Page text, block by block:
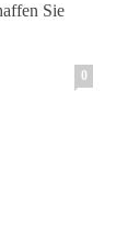
Sie
0